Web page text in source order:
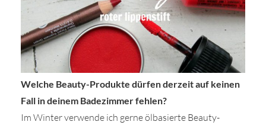
Welche Beauty-Produkte dürfen derzeit auf keinen
Fall in deinem Badezimmer fehlen?
Im Winter verwende ich gerne ölbasierte Beauty-